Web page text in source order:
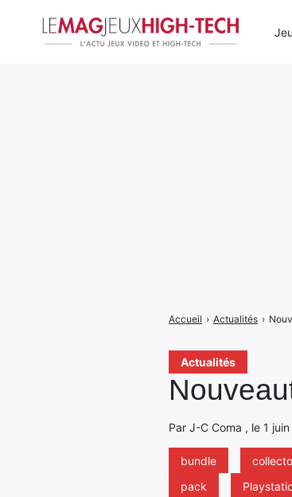
Actualités
Par J-C Coma , le 1
bundle
pack
Accueil › Actualités ›